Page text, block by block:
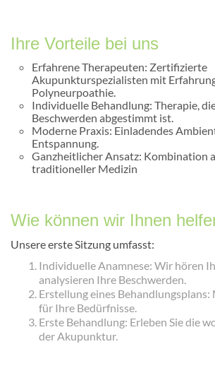
Ihre Vorteile bei uns
Erfahrene Therapeuten: Zertifizierte
Akupunkturspezialisten mit
Polyneurpoathie.
Individuelle Behandlung: Therapie,
Beschwerden abgestimmt ist.
Moderne Praxis: Einladendes
Entspannung.
Ganzheitlicher Ansatz: Kombination
traditioneller Medizin
Wie können wir Ihnen
Unsere erste Sitzung umfasst:
Individuelle Anamnese: Wir hören
analysieren Ihre Beschwerden.
Erstellung eines
für Ihre Bedürfnisse.
Erste Behandlung: Erleben Sie die
der Akupunktur.